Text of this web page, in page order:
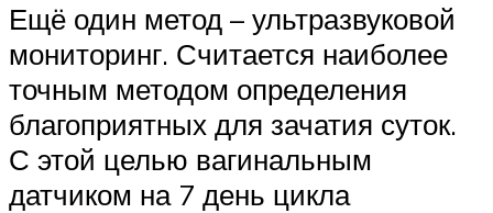
Ещё один метод – ультразвуковой
мониторинг. Считается наиболее
точным методом определения
благоприятных для зачатия суток.
С этой целью вагинальным
датчиком на 7 день цикла